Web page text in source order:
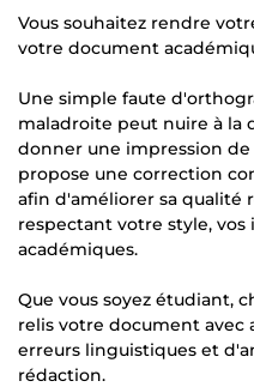
Vous souhaitez rendre
votre document
Une simple faute
maladroite peut nuire à la
donner une impression
propose une correction
afin d'améliorer sa qualité
respectant votre style, vos
académiques.
Que vous soyez étudiant,
relis votre document
erreurs linguistiques et
rédaction.